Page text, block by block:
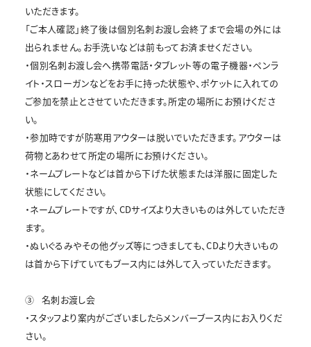
いただきます。
「ご本人確認」終了後は個別名刺お渡し会終了まで会場の外には
出られません。お手洗いなどは前もってお済ませください。
・個別名刺お渡し会へ携帯電話・タブレット等の電子機器・ペンラ
イト・スローガンなどをお手に持った状態や、ポケットに入れての
ご参加を禁止とさせていただきます。所定の場所にお預けくださ
い。
・参加時ですが防寒用アウターは脱いでいただきます。アウターは
荷物とあわせて所定の場所にお預けください。
・ネームプレートなどは首から下げた状態または洋服に固定した
状態にしてください。
・ネームプレートですが、CDサイズより大きいものは外していただき
ます。
・ぬいぐるみやその他グッズ等につきましても、CDより大きいもの
は首から下げていてもブース内には外して入っていただきます。
③ 名刺お渡し会
・スタッフより案内がございましたらメンバーブース内にお入りくだ
さい。